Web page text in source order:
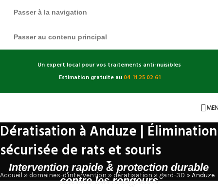
Passer à la navigation
Passer au contenu principal
Un expert local pour vos traitements anti-nuisibles
Estimation gratuite au 04 11 25 02 61
Dératisation à Anduze | Élimination
sécurisée de rats et souris
Accueil » domaines-d'intervention » dératisation » gard-30 » Anduze
Intervention rapide & protection durable
contre les rongeurs